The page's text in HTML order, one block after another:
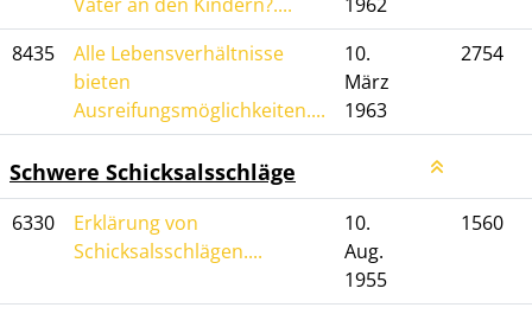
8435
Alle Lebensverhältnisse
bieten
Ausreifungsmöglichkeiten....
10.
März
1963
2754
Schwere Schicksalsschläge
6330
Erklärung von
Schicksalsschlägen....
10.
Aug.
1955
1560